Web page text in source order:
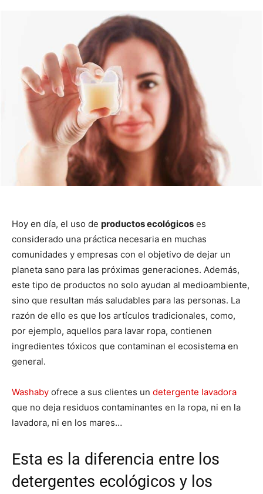
Hoy en día, el uso de productos ecológicos es
considerado una práctica necesaria en muchas
comunidades y empresas con el objetivo de dejar un
planeta sano para las próximas generaciones. Además,
este tipo de productos no solo ayudan al medioambiente,
sino que resultan más saludables para las personas. La
razón de ello es que los artículos tradicionales, como,
por ejemplo, aquellos para lavar ropa, contienen
ingredientes tóxicos que contaminan el ecosistema en
general.
Washaby ofrece a sus clientes un detergente lavadora
que no deja residuos contaminantes en la ropa, ni en la
lavadora, ni en los mares…
Esta es la diferencia entre los
detergentes ecológicos y los